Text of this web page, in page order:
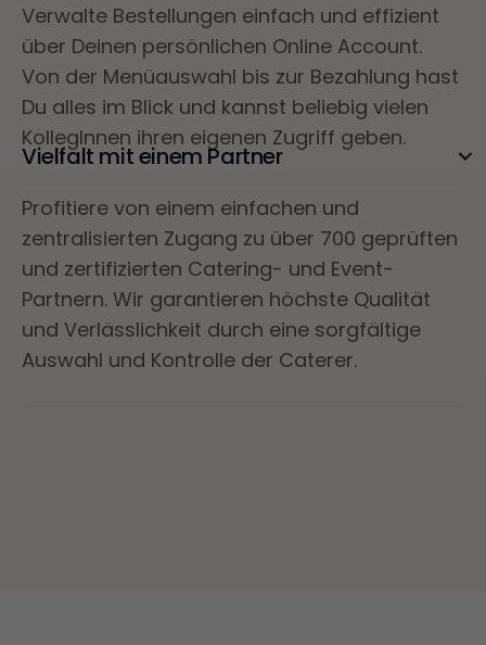
Verwalte Bestellungen einfach und effizient
über Deinen persönlichen Online Account.
Von der Menüauswahl bis zur Bezahlung hast
Du alles im Blick und kannst beliebig vielen
KollegInnen ihren eigenen Zugriff geben.
Vielfalt mit einem Partner
Profitiere von einem einfachen und
zentralisierten Zugang zu über 700 geprüften
und zertifizierten Catering- und Event-
Partnern. Wir garantieren höchste Qualität
und Verlässlichkeit durch eine sorgfältige
Auswahl und Kontrolle der Caterer.